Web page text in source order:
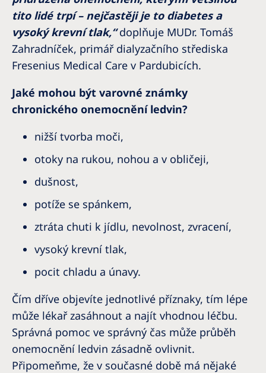
tito lidé trpí – nejčastěji je to diabetes a
vysoký krevní tlak,“doplňuje MUDr. Tomáš
Zahradníček, primář dialyzačního střediska
Fresenius Medical Care v Pardubicích.
Jaké mohou být varovné známky
chronického onemocnění ledvin?
nižší tvorba moči,
otoky na rukou, nohou a v obličeji,
dušnost,
potíže se spánkem,
ztráta chuti k jídlu, nevolnost, zvracení,
vysoký krevní tlak,
pocit chladu a únavy.
Čím dříve objevíte jednotlivé příznaky, tím lépe
může lékař zasáhnout a najít vhodnou léčbu.
Správná pomoc ve správný čas může průběh
onemocnění ledvin zásadně ovlivnit.
Připomeňme, že v současné době má nějaké